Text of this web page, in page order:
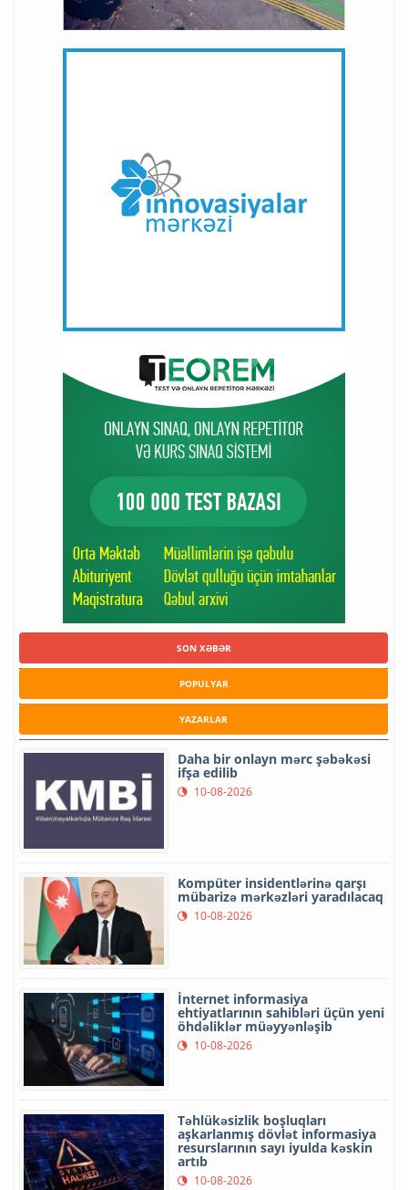
SON XƏBƏR
POPULYAR
YAZARLAR
Daha bir onlayn mərc şəbəkəsi
ifşa edilib
10-08-2026
Kompüter insidentlərinə qarşı
mübarizə mərkəzləri yaradılacaq
10-08-2026
İnternet informasiya
ehtiyatlarının sahibləri üçün yeni
öhdəliklər müəyyənləşib
10-08-2026
Təhlükəsizlik boşluqları
aşkarlanmış dövlət informasiya
resurslarının sayı iyulda kəskin
artıb
10-08-2026